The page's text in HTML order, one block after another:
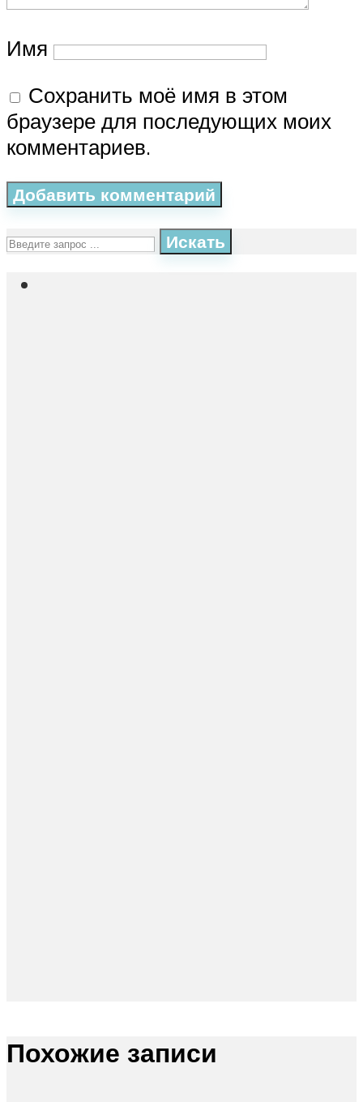
Имя
Сохранить моё имя в этом
браузере для последующих моих
комментариев.
Искать
Похожие записи